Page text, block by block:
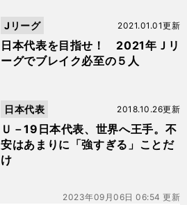
日本代表を目指せ！ 2021年Ｊリ
ーグでブレイク必至の５人
2021.01.01更新
Jリーグ
Ｕ－19日本代表、世界へ王手。不
安はあまりに「強すぎる」ことだ
け
2018.10.26更新
日本代表
2023年09月06日 06:54 更新